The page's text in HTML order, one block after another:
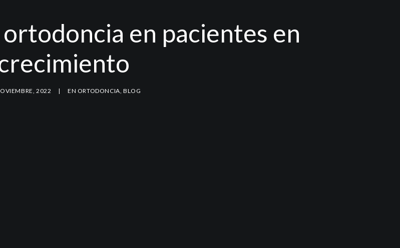
en pacientes en
2022 | EN ORTODONCIA,BLOG